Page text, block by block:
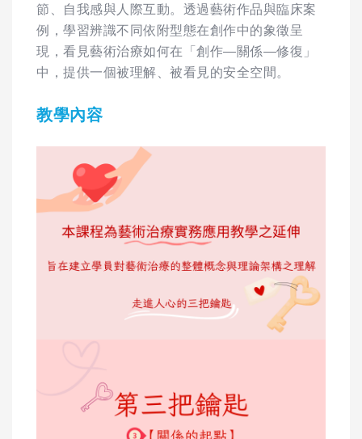
節、自我感與人際互動。透過藝術作品與臨床案
例，學習辨識不同依附型態在創作中的象徵呈
現，看見藝術治療如何在「創作—關係—修復」
中，提供一個被理解、被看見的安全空間。
教學內容